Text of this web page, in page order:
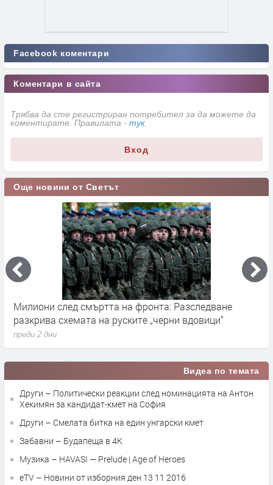
Facebook коментари
Коментари в сайта
Трябва да сте регистриран потребител за да можете да
коментирате. Правилата - тук
Вход
Още новини от Светът
Милиони след смъртта на фронта: Разследване
разкрива схемата на руските „черни вдовици“
преди 2 дни
Видеа по темата
Други – Политически реакции след номинацията на Антон
Хекимян за кандидат-кмет на София
Други – Смелата битка на един унгарски кмет
Забавни – Будапеща в 4K
Музика – HAVASI — Prelude | Age of Heroes
eTV – Новини от изборния ден 13 11 2016